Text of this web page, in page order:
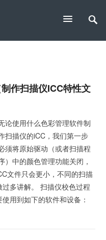
作扫描仪iCC特性文
论使用什么色彩管理软件制
扫描仪的iCC，我们第一步
须将原始驱动（或者扫描程
）中的颜色管理功能关闭，
文件只会更小，不同的扫描
多讲解。 扫描仪校色过程
用到如下的软件和设备：